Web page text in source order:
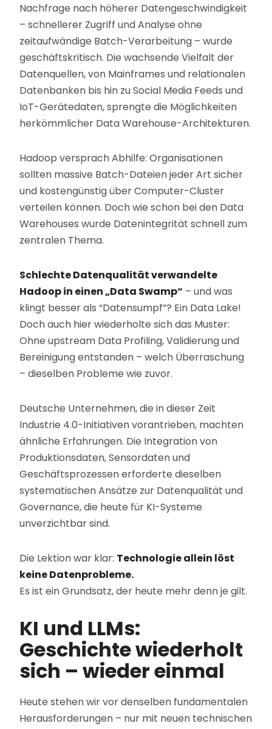
Nachfrage nach höherer Datengeschwindigkeit
– schnellerer Zugriff und Analyse ohne
zeitaufwändige Batch-Verarbeitung – wurde
geschäftskritisch. Die wachsende Vielfalt der
Datenquellen, von Mainframes und relationalen
Datenbanken bis hin zu Social Media Feeds und
IoT-Gerätedaten, sprengte die Möglichkeiten
herkömmlicher Data Warehouse-Architekturen.
Hadoop versprach Abhilfe: Organisationen
sollten massive Batch-Dateien jeder Art sicher
und kostengünstig über Computer-Cluster
verteilen können. Doch wie schon bei den Data
Warehouses wurde Datenintegrität schnell zum
zentralen Thema.
Schlechte Datenqualität verwandelte
Hadoop in einen „Data Swamp“ – und was
klingt besser als “Datensumpf”? Ein Data Lake!
Doch auch hier wiederholte sich das Muster:
Ohne upstream Data Profiling, Validierung und
Bereinigung entstanden – welch Überraschung
– dieselben Probleme wie zuvor.
Deutsche Unternehmen, die in dieser Zeit
Industrie 4.0-Initiativen vorantrieben, machten
ähnliche Erfahrungen. Die Integration von
Produktionsdaten, Sensordaten und
Geschäftsprozessen erforderte dieselben
systematischen Ansätze zur Datenqualität und
Governance, die heute für KI-Systeme
unverzichtbar sind.
Die Lektion war klar: Technologie allein löst
keine Datenprobleme.
Es ist ein Grundsatz, der heute mehr denn je gilt.
KI und LLMs:
Geschichte wiederholt
sich – wieder einmal
Heute stehen wir vor denselben fundamentalen
Herausforderungen – nur mit neuen technischen